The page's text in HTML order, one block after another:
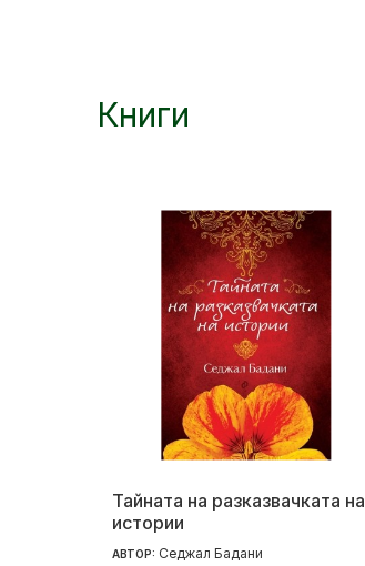
Книги
Тайната на разказвачката на
истории
АВТОР: Седжал Бадани